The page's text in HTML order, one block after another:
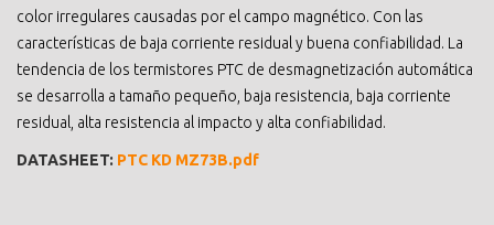
color irregulares causadas por el campo magnético. Con las
características de baja corriente residual y buena confiabilidad. La
tendencia de los termistores PTC de desmagnetización automática
se desarrolla a tamaño pequeño, baja resistencia, baja corriente
residual, alta resistencia al impacto y alta confiabilidad.
DATASHEET: PTC KD MZ73B.pdf